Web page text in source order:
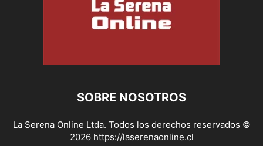
SOBRE NOSOTROS
La Serena Online Ltda. Todos los derechos reservados ©
2026 https://laserenaonline.cl